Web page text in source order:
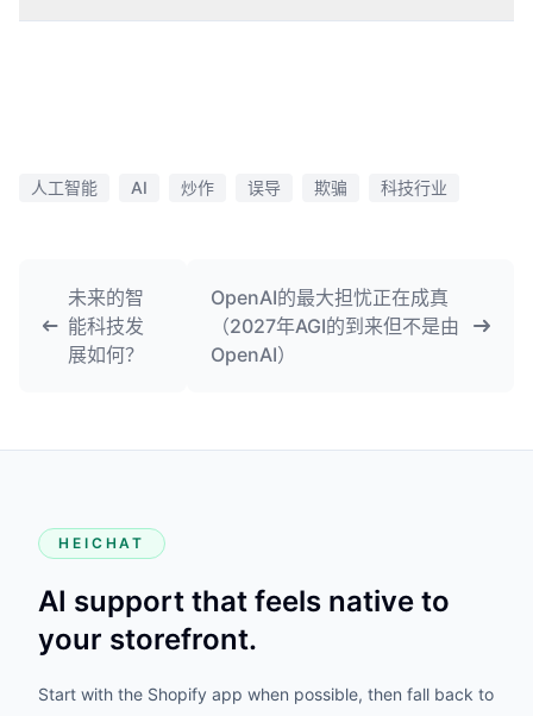
人工智能 AI 炒作 误导 欺骗 科技行业
未来的智
能科技发
展如何？
OpenAI的最大担忧正在成真
（2027年AGI的到来但不是由
OpenAI）
HEICHAT
AI support that feels native to
your storefront.
Start with the Shopify app when possible, then fall back to